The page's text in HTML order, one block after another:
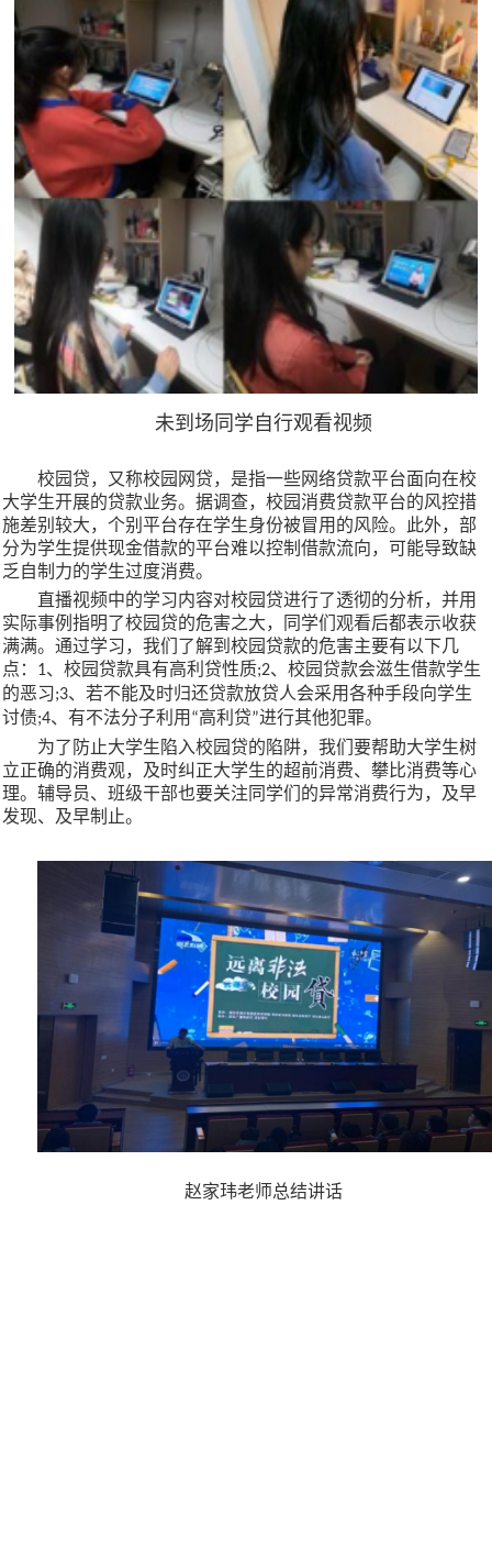
未到场同学自行观看视频
校园贷，又称校园网贷，是指一些网络贷款平台面向在校
大学生开展的贷款业务。据调查，校园消费贷款平台的风控措
施差别较大，个别平台存在学生身份被冒用的风险。此外，部
分为学生提供现金借款的平台难以控制借款流向，可能导致缺
乏自制力的学生过度消费。
直播视频中的学习内容对校园贷进行了透彻的分析，并用
实际事例指明了校园贷的危害之大，同学们观看后都表示收获
满满。通过学习，我们了解到校园贷款的危害主要有以下几
点： 1、校园贷款具有高利贷性质;2、校园贷款会滋生借款学生
的恶习;3、若不能及时归还贷款放贷人会采用各种手段向学生
讨债;4、有不法分子利用 “高利贷”进行其他犯罪。
为了防止大学生陷入校园贷的陷阱，我们要帮助大学生树
立正确的消费观，及时纠正大学生的超前消费、攀比消费等心
理。辅导员、班级干部也要关注同学们的异常消费行为，及早
发现、及早制止。
赵家玮老师总结讲话